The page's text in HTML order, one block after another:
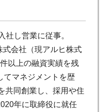
社し営業に従事。
会社（現アルヒ株式
以上の融資実績を残
てマネジメントを歴
共同創業し、採用や住
年に取締役に就任